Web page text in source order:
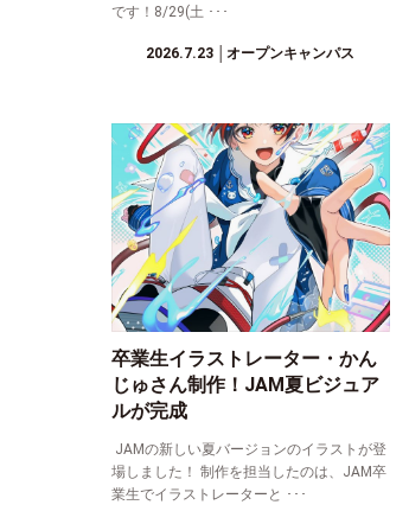
です！8/29(土 ･･･
2026.7.23 │オープンキャンパス
卒業生イラストレーター・かん
じゅさん制作！JAM夏ビジュア
ルが完成
JAMの新しい夏バージョンのイラストが登
場しました！ 制作を担当したのは、JAM卒
業生でイラストレーターと ･･･